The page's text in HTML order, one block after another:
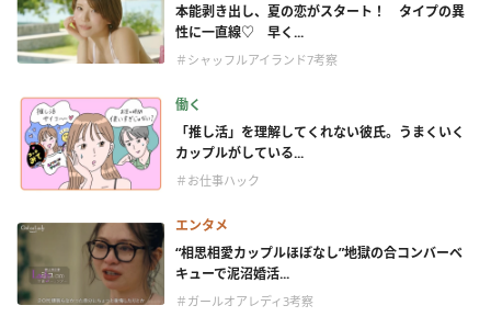
本能剥き出し、夏の恋がスタート！ タイプの異
性に一直線♡ 早く...
＃シャッフルアイランド7考察
働く
「推し活」を理解してくれない彼氏。うまくいく
カップルがしている...
＃お仕事ハック
エンタメ
“相思相愛カップルほぼなし”地獄の合コンバーベ
キューで泥沼婚活...
＃ガールオアレディ3考察